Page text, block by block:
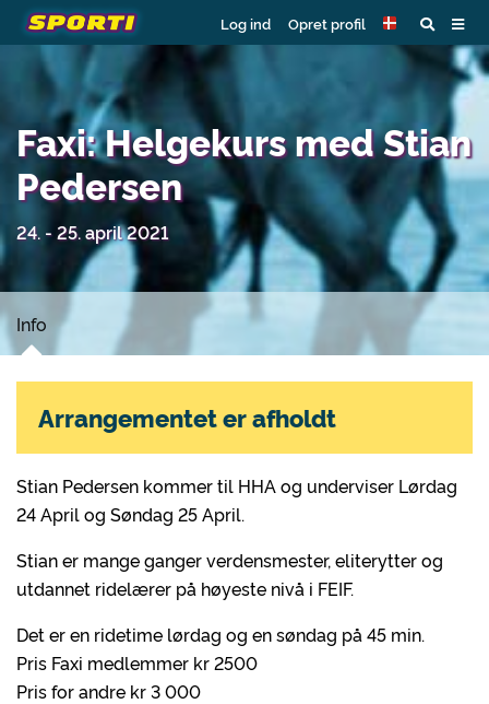
Log ind Opret profil
Faxi: Helgekurs med Stian
Pedersen
24. - 25. april 2021
Info
Stian Pedersen kommer til HHA og underviser Lørdag
24 April og Søndag 25 April.
Stian er mange ganger verdensmester, eliterytter og
utdannet ridelærer på høyeste nivå i FEIF.
Det er en ridetime lørdag og en søndag på 45 min.
Pris Faxi medlemmer kr 2500
Pris for andre kr 3 000
Arrangementet er afholdt